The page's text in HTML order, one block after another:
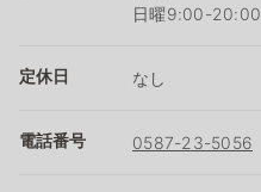
日曜9:00-20:00
定休日 なし
電話番号 0587-23-5056